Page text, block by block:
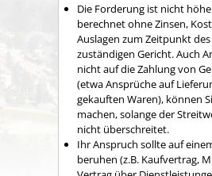
Die Forderung ist nicht
berechnet ohne Zinsen,
Auslagen zum Zeitpunkt
zuständigen Gericht.Auch
nicht auf die Zahlung von
(etwa Ansprüche auf
gekauften Waren), können
machen, solange der
nicht überschreitet.
Ihr Anspruch sollte auf
beruhen (z.B. Kaufvertrag,